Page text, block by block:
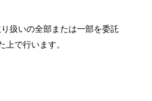
扱いの全部または一部を委託
で行います。